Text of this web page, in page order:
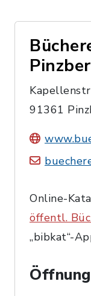
91361
Online-
öffentl.
„bibkat“-